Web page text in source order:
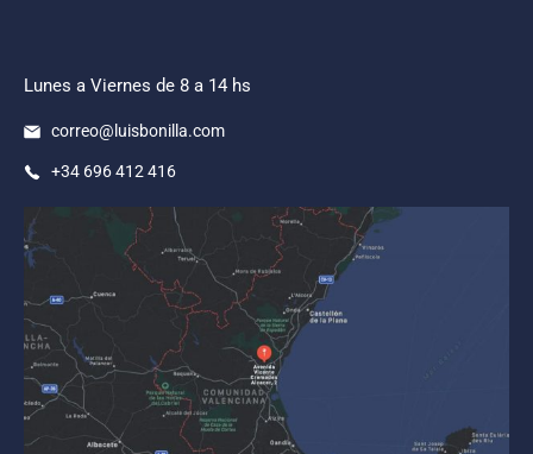
Lunes a Viernes de 8 a 14 hs
correo@luisbonilla.com
+34 696 412 416